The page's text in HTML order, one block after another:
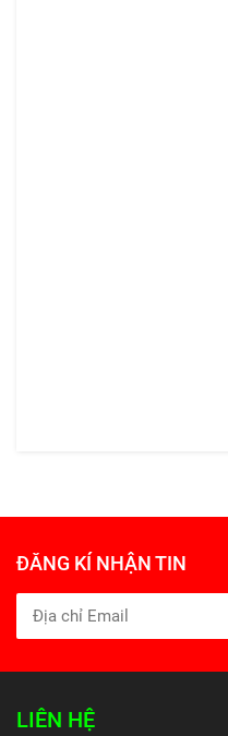
ĐĂNG KÍ NHẬN TIN
LIÊN HỆ